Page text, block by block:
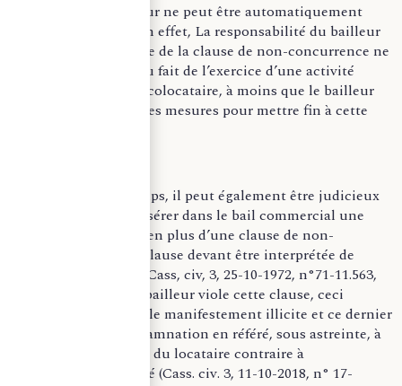
A l’inverse, le bailleur ne peut être automatiquement
tenu responsable. En effet, La responsabilité du bailleur
envers le bénéficiaire de la clause de non-concurrence ne
peut être engagée du fait de l’exercice d’une activité
concurrente par un colocataire, à moins que le bailleur
ait tardé à prendre des mesures pour mettre fin à cette
Dans un second temps, il peut également être judicieux
pour le preneur d’insérer dans le bail commercial une
clause d’exclusivité en plus d’une clause de non-
concurrence, cette clause devant être interprétée de
manière restrictive (Cass, civ, 3, 25-10-1972, n°71-11.563,
publié, n°547). Si le bailleur viole cette clause, ceci
caractérise un trouble manifestement illicite et ce dernier
s’expose à une condamnation en référé, sous astreinte, à
faire cesser l’activité du locataire contraire à
la clause d’exclusivité (Cass. civ. 3, 11-10-2018, n° 17-